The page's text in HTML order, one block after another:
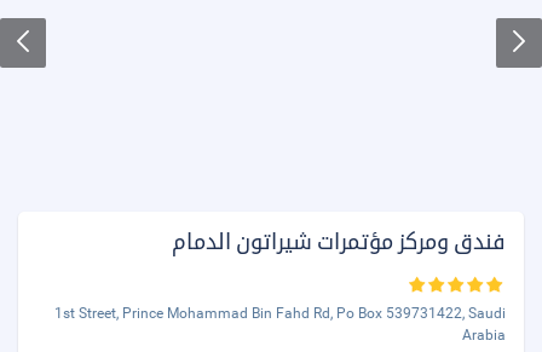
فندق ومركز مؤتمرات شيراتون الدمام
1st Street, Prince Mohammad Bin Fahd Rd, Po Box 539731422, Saudi
Arabia